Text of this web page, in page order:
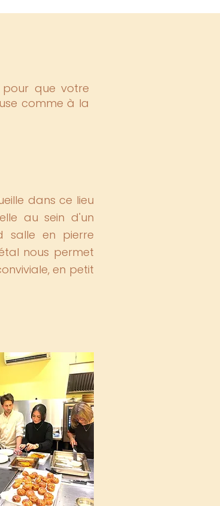
pour que votre
comme à la
dans ce lieu
au sein d'un
salle en pierre
nous permet
en petit